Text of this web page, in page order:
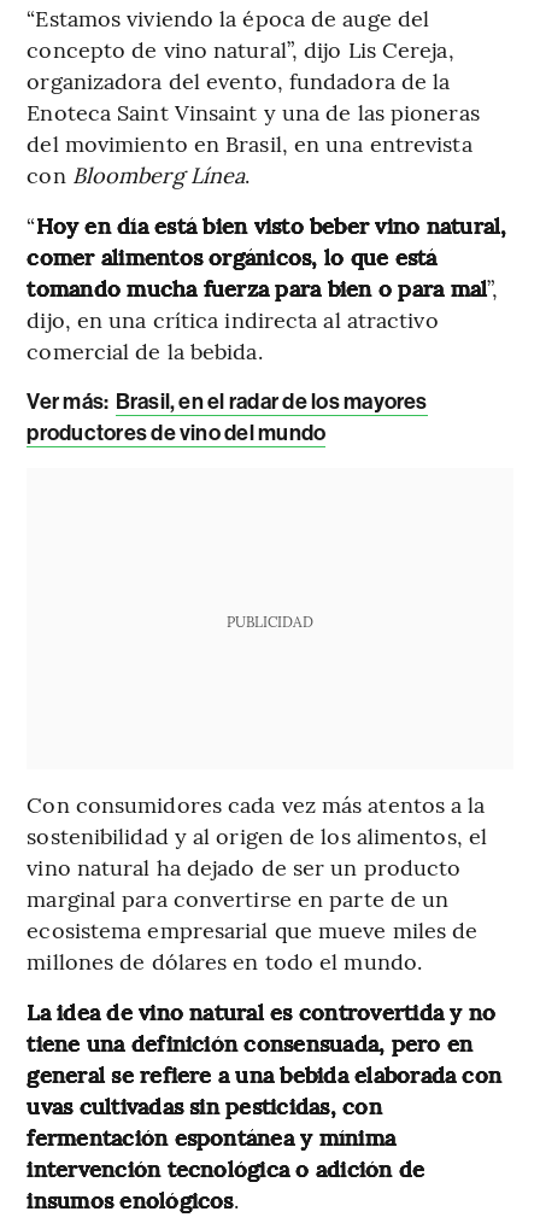
“Estamos viviendo la época de auge del
concepto de vino natural”, dijo Lis Cereja,
organizadora del evento, fundadora de la
Enoteca Saint Vinsaint y una de las pioneras
del movimiento en Brasil, en una entrevista
con Bloomberg Línea.
“Hoy en día está bien visto beber vino natural,
comer alimentos orgánicos, lo que está
tomando mucha fuerza para bien o para mal”,
dijo, en una crítica indirecta al atractivo
comercial de la bebida.
Ver más: Brasil, en el radar de los mayores
productores de vino del mundo
PUBLICIDAD
Con consumidores cada vez más atentos a la
sostenibilidad y al origen de los alimentos, el
vino natural ha dejado de ser un producto
marginal para convertirse en parte de un
ecosistema empresarial que mueve miles de
millones de dólares en todo el mundo.
La idea de vino natural es controvertida y no
tiene una definición consensuada, pero en
general se refiere a una bebida elaborada con
uvas cultivadas sin pesticidas, con
fermentación espontánea y mínima
intervención tecnológica o adición de
insumos enológicos.